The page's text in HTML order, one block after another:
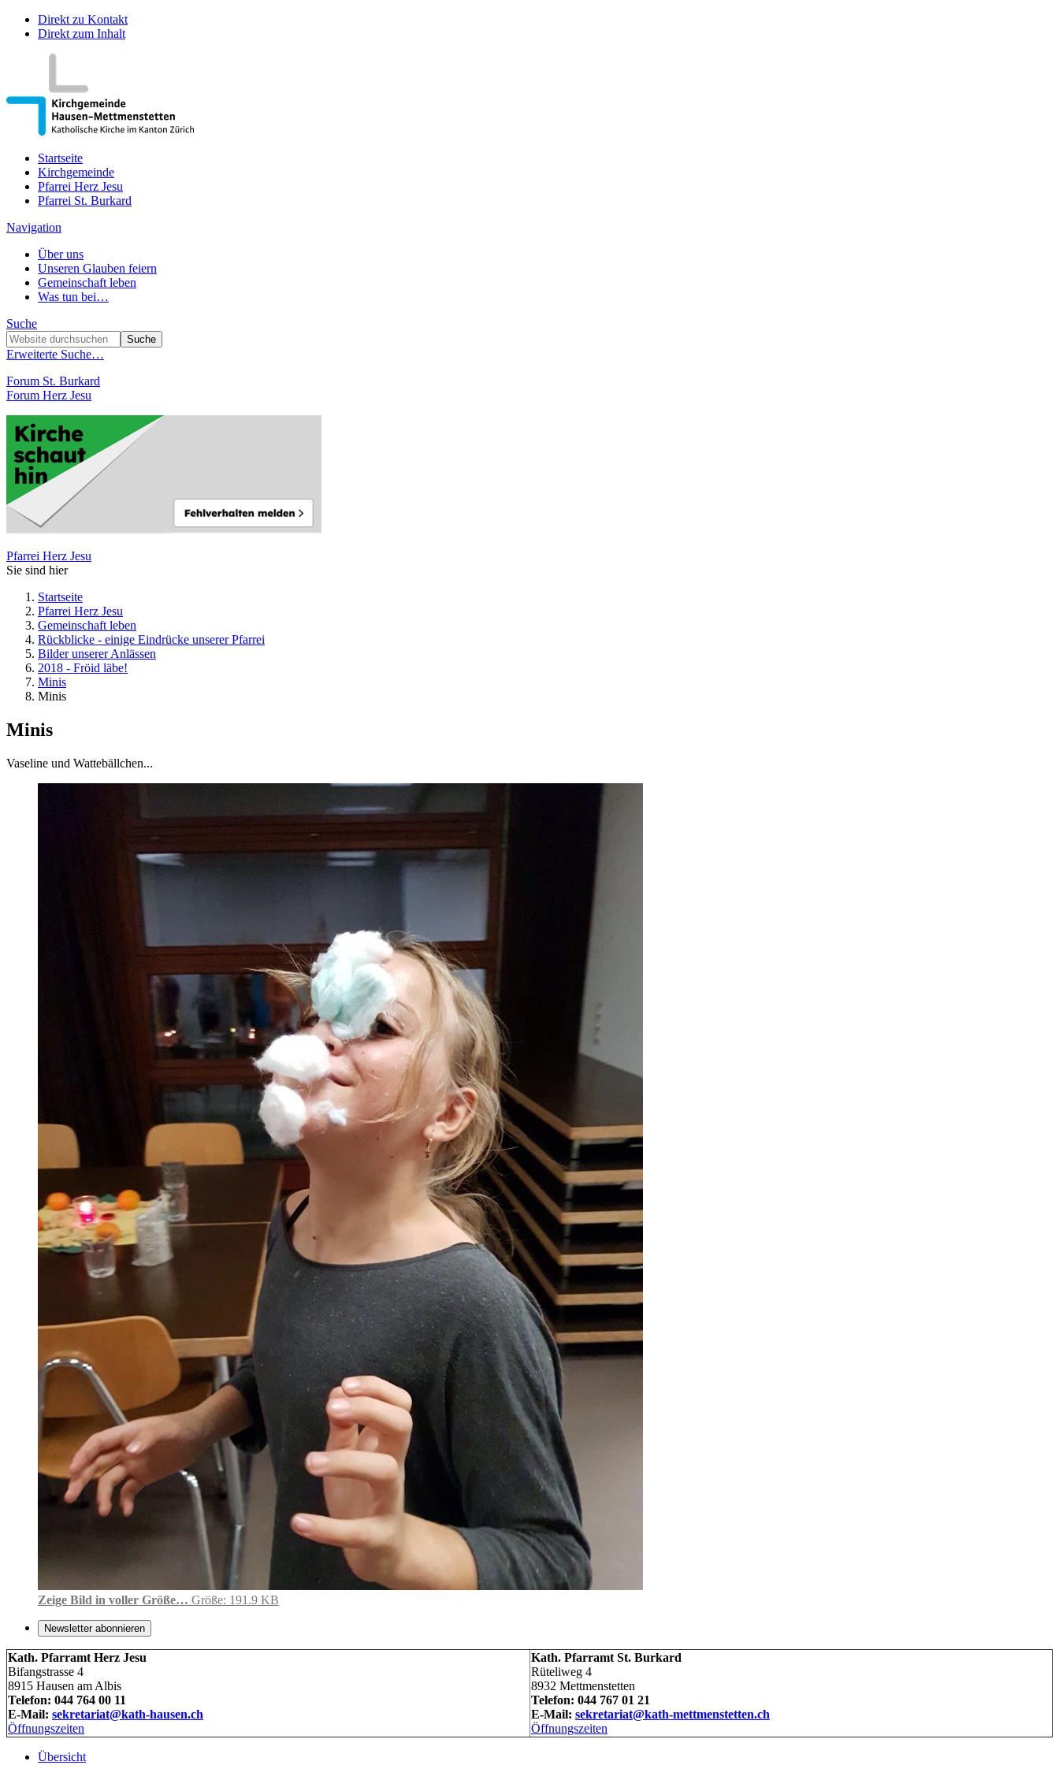
Direkt zu Kontakt
Direkt zum Inhalt
Startseite
Kirchgemeinde
Pfarrei Herz Jesu
Pfarrei St. Burkard
Navigation
Über uns
Unseren Glauben feiern
Gemeinschaft leben
Was tun bei…
Suche
Erweiterte Suche…
Forum St. Burkard
Forum Herz Jesu
Pfarrei Herz Jesu
Sie sind hier
Startseite
Pfarrei Herz Jesu
Gemeinschaft leben
Rückblicke - einige Eindrücke unserer Pfarrei
Bilder unserer Anlässen
2018 - Fröid läbe!
Minis
Minis
Minis
Vaseline und Wattebällchen...
Zeige Bild in voller Größe… Größe: 191.9 KB
Newsletter abonnieren
Kath. Pfarramt Herz Jesu
Bifangstrasse 4
8915 Hausen am Albis
Telefon: 044 764 00 11
E-Mail: sekretariat@kath-hausen.ch
Öffnungszeiten
Kath. Pfarramt St. Burkard
Rüteliweg 4
8932 Mettmenstetten
Telefon: 044 767 01 21
E-Mail: sekretariat@kath-mettmenstetten.ch
Öffnungszeiten
Übersicht